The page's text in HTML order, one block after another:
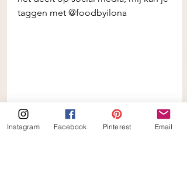
taggen met @foodbyilona
Instagram Facebook Pinterest Email